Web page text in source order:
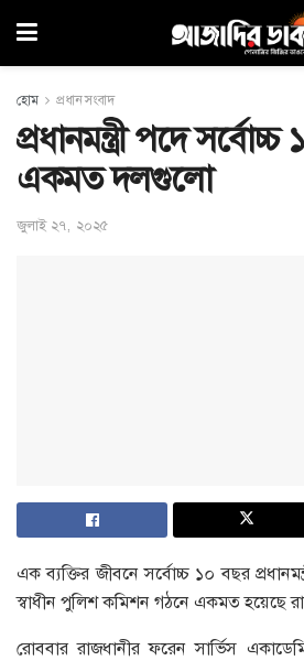
হোম প্রধান সংবাদ
প্রধানমন্ত্রী পদে
একমত দলগুলো
জুলাই ২৭, ২০২৫
এক ব্যক্তির জীবনে সর্বোচ্চ ১০ বছর
স্বাধীন পুলিশ কমিশন গঠনে একমত হয়েছে
রোববার রাজধানীর ফরেন সার্ভিস